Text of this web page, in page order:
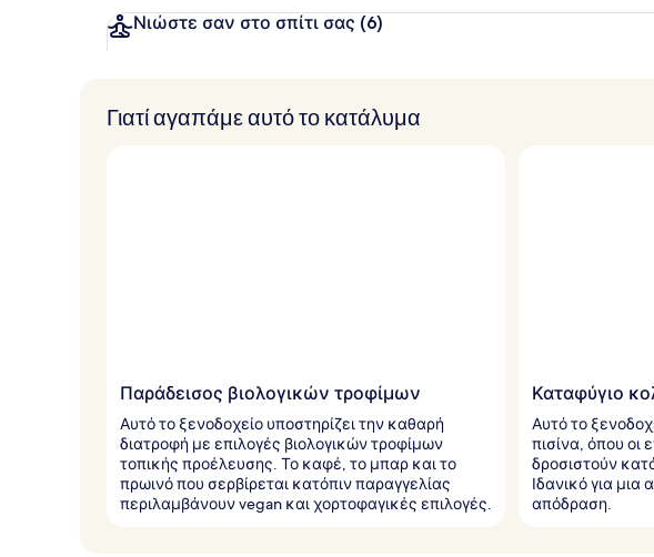
ε
ς
Νιώστε σαν στο σπίτι σας (6)
Γιατί αγαπάμε αυτό το κατάλυμα
Παράδεισος βιολογικών τροφίμων
Αυτό το ξενοδοχείο υποστηρίζει την καθαρή
διατροφή με επιλογές βιολογικών τροφίμων
τοπικής προέλευσης. Το καφέ, το μπαρ και το
πρωινό που σερβίρεται κατόπιν παραγγελίας
περιλαμβάνουν vegan και χορτοφαγικές επιλογές.
Καταφύγιο
Αυτό το
πισίνα, όπου οι
δροσιστούν
Ιδανικό για
απόδραση.